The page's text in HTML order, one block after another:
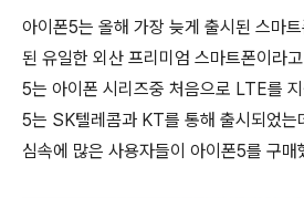
아이폰5는 올해 가장 늦게 출시된 스마
된 유일한 외산 프리미엄 스마트폰이라
5는 아이폰 시리즈중 처음으로 LTE를
5는 SK텔레콤과 KT를 통해 출시되었는
심속에 많은 사용자들이 아이폰5를 구매